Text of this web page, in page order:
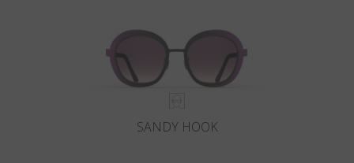
SANDY HOOK